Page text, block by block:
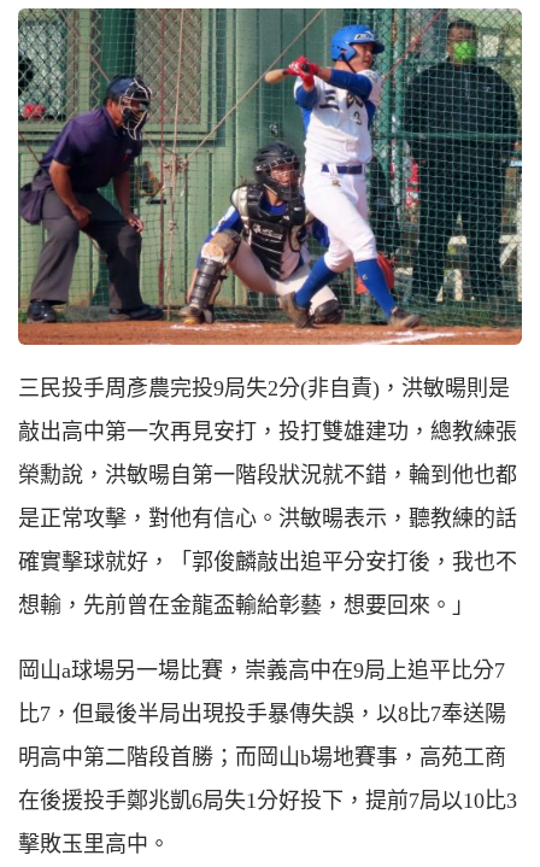
三民投手周彥農完投9局失2分(非自責)，洪敏暘則是
敲出高中第一次再見安打，投打雙雄建功，總教練張
榮勳說，洪敏暘自第一階段狀況就不錯，輪到他也都
是正常攻擊，對他有信心。洪敏暘表示，聽教練的話
確實擊球就好，「郭俊麟敲出追平分安打後，我也不
想輸，先前曾在金龍盃輸給彰藝，想要回來。」
岡山a球場另一場比賽，崇義高中在9局上追平比分7
比7，但最後半局出現投手暴傳失誤，以8比7奉送陽
明高中第二階段首勝；而岡山b場地賽事，高苑工商
在後援投手鄭兆凱6局失1分好投下，提前7局以10比3
擊敗玉里高中。